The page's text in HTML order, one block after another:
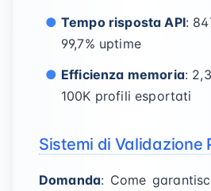
Tempo risposta API:
99,7% uptime
Efficienza memoria:
100K profili esportati
Sistemi di Validazione
Domanda: Come